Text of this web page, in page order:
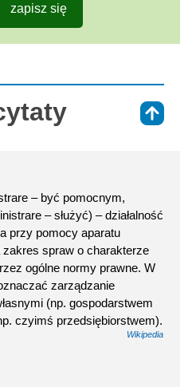
zapisz się
– być pomocnym,
– służyć) – działalność
przy pomocy aparatu
spraw o charakterze
ogólne normy prawne. W
zarządzanie
(np. gospodarstwem
czyimś przedsiębiorstwem).
Wikipedia